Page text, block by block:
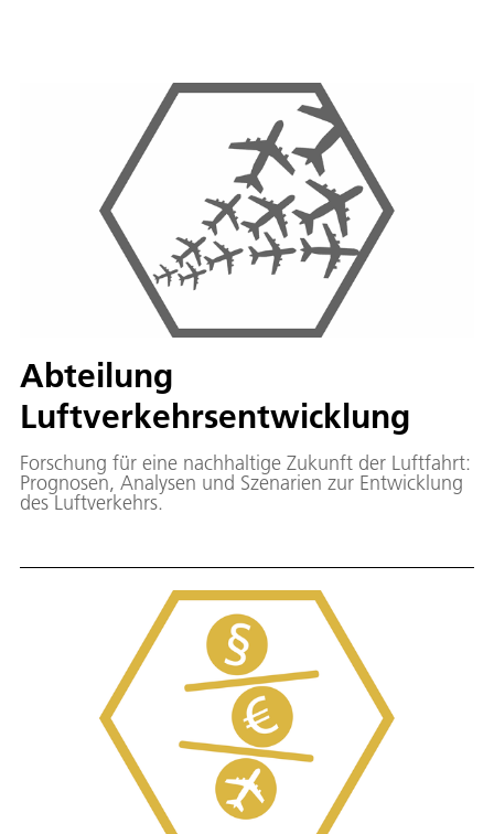
Abteilung
Luftverkehrsentwicklung
Forschung für eine nachhaltige Zukunft der Luftfahrt:
Prognosen, Analysen und Szenarien zur Entwicklung
des Luftverkehrs.